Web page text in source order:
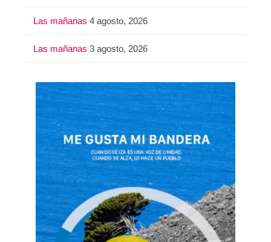
Las mañanas 4 agosto, 2026
Las mañanas 3 agosto, 2026